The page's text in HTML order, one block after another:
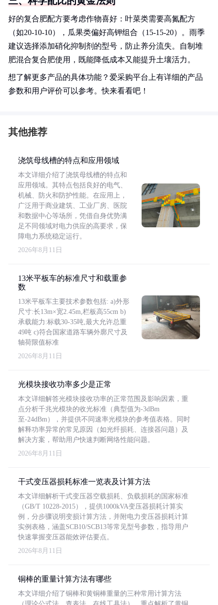
好的复合肥配方要考虑作物喜好：叶菜类需要高氮配方
（如20-10-10），瓜果类偏好高钾组合（15-15-20）。雨季
建议选择添加硝化抑制剂的型号，防止养分流失。自制堆
肥混合复合肥使用，既能降低成本又能提升土壤活力。
想了解更多产品的具体功能？爱采购平台上有详细的产品
参数和用户评价可以参考。快来看看吧！
其他推荐
浇筑母线槽的特点和应用领域
本文详细介绍了浇筑母线槽的特点和
应用领域。其特点包括良好的电气、
机械、防火和防护性能。在应用上，
广泛用于商业建筑、工业厂房、医院
和数据中心等场所，凭借自身优势满
足不同领域对电力供应的高要求，保
障电力系统稳定运行。
2026年8月11日
13米平板车的标准尺寸和载重参
数
13米平板车主要技术参数包括: a)外形
尺寸:长13m×宽2.45m,栏板高55cm b)
承载能力:标载30-35吨,最大允许总重
49吨 c)符合国家道路车辆外廓尺寸及
轴荷限值标准
2026年8月11日
光模块接收功率多少是正常
本文详细解答光模块接收功率的正常范围及影响因素，重
点分析千兆光模块的收光标准（典型值为-3dBm
至-24dBm），并提供不同速率光模块的参考值表格。同时
解释功率异常的常见原因（如光纤损耗、连接器问题）及
解决方案，帮助用户快速判断网络性能问题。
2026年8月11日
干式变压器损耗标准一览表及计算方法
本文详细解析干式变压器空载损耗、负载损耗的国家标准
（GB/T 10228-2015），提供1000kVA变压器损耗计算实
例，分步骤说明变损计算方法，并附电力变压器损耗计算
实例表格，涵盖SCB10/SCB13等常见型号参数，指导用户
快速掌握变压器能效评估要点。
2026年8月11日
铜棒的重量计算方法有哪些
本文详细介绍了铜棒和黄铜棒重量的三种常用计算方法